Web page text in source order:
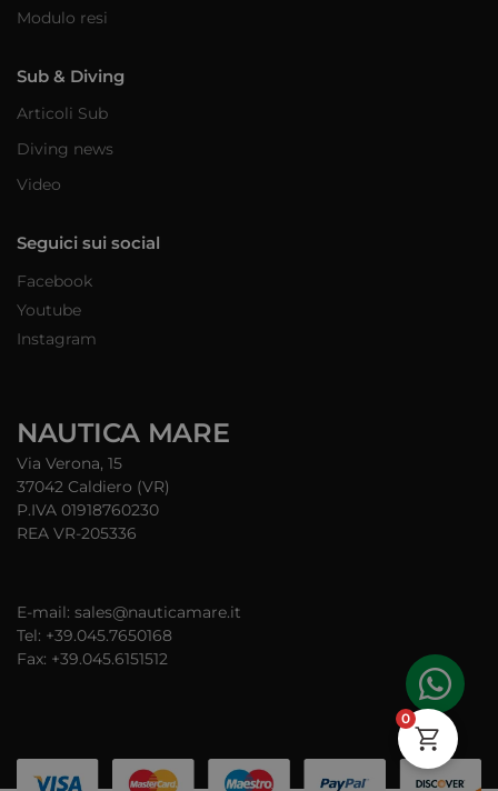
Modulo resi
Sub & Diving
Articoli Sub
Diving news
Video
Seguici sui social
Facebook
Youtube
Instagram
NAUTICA MARE
Via Verona, 15
37042 Caldiero (VR)
P.IVA 01918760230
REA VR-205336
E-mail: sales@nauticamare.it
Tel: +39.045.7650168
Fax: +39.045.6151512
0